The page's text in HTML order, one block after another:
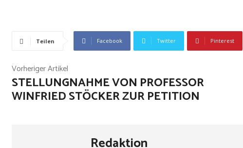
Teilen Facebook Twitter Pinterest
Vorheriger Artikel
STELLUNGNAHME VON PROFESSOR
WINFRIED STÖCKER ZUR PETITION
Redaktion